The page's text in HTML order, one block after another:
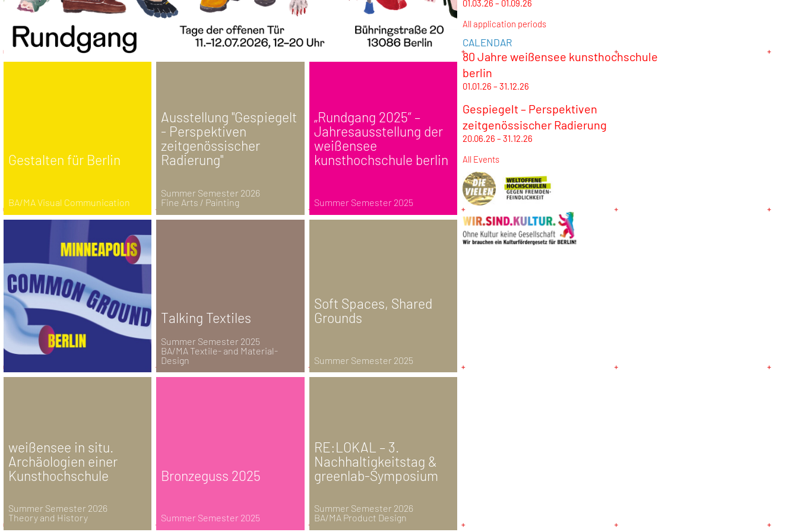
Gestalten für Berlin
BA/MA Visual Communication
Ausstellung "Gespiegelt
- Perspektiven
zeitgenössischer
Radierung"
Summer Semester 2026
Fine Arts / Painting
„Rundgang 2025“ –
Jahresausstellung der
weißensee
kunsthochschule berlin
Summer Semester 2025
Talking Textiles
Summer Semester 2025
BA/MA Textile- and Material-
Design
Soft Spaces, Shared
Grounds
Summer Semester 2025
weißensee in situ.
Archäologien einer
Kunsthochschule
Summer Semester 2026
Theory and History
Bronzeguss 2025
Summer Semester 2025
RE:LOKAL – 3.
Nachhaltigkeitstag &
greenlab-Symposium
Summer Semester 2026
BA/MA Product Design
01.03.26 – 01.09.26
All application periods
CALENDAR
80 Jahre weißensee kunsthochschule
berlin
01.01.26 – 31.12.26
Gespiegelt – Perspektiven
zeitgenössischer Radierung
20.06.26 – 31.12.26
All Events